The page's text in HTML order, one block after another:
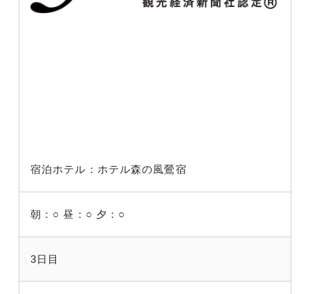
宿泊ホテル：ホテル森の風鶯宿
朝：○ 昼：○ 夕：○
3日目